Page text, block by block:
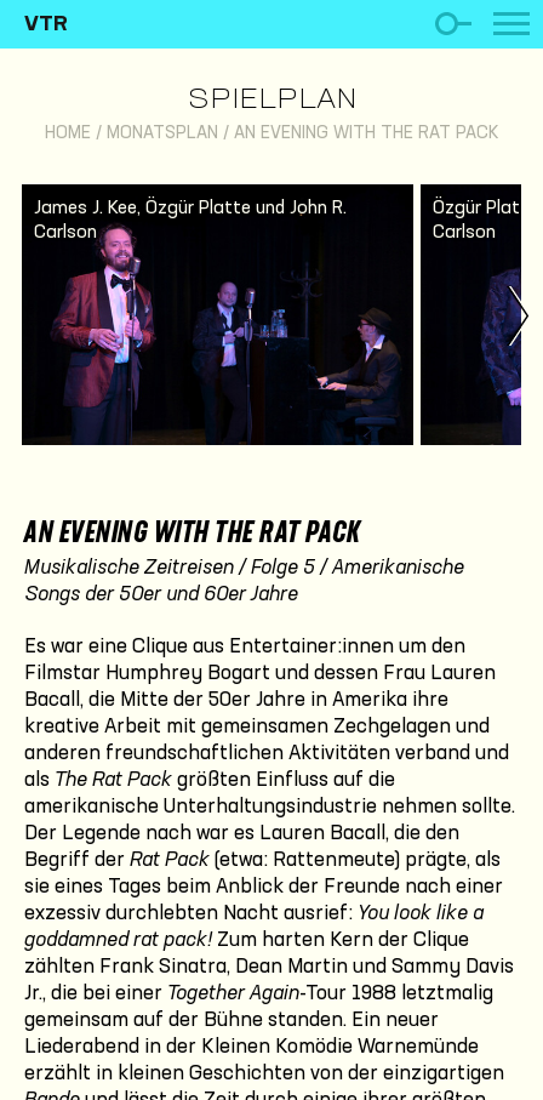
VTR
SPIELPLAN
HOME / MONATSPLAN / AN EVENING WITH THE RAT PACK
James J. Kee, Özgür Platte und John R.
Carlson
Özgür Platte,
Carlson
AN EVENING WITH THE RAT PACK
Musikalische Zeitreisen / Folge 5 / Amerikanische
Songs der 50er und 60er Jahre
Es war eine Clique aus Entertainer:innen um den
Filmstar Humphrey Bogart und dessen Frau Lauren
Bacall, die Mitte der 50er Jahre in Amerika ihre
kreative Arbeit mit gemeinsamen Zechgelagen und
anderen freundschaftlichen Aktivitäten verband und
als The Rat Pack größten Einfluss auf die
amerikanische Unterhaltungsindustrie nehmen sollte.
Der Legende nach war es Lauren Bacall, die den
Begriff der Rat Pack (etwa: Rattenmeute) prägte, als
sie eines Tages beim Anblick der Freunde nach einer
exzessiv durchlebten Nacht ausrief: You look like a
goddamned rat pack! Zum harten Kern der Clique
zählten Frank Sinatra, Dean Martin und Sammy Davis
Jr., die bei einer Together Again-Tour 1988 letztmalig
gemeinsam auf der Bühne standen. Ein neuer
Liederabend in der Kleinen Komödie Warnemünde
erzählt in kleinen Geschichten von der einzigartigen